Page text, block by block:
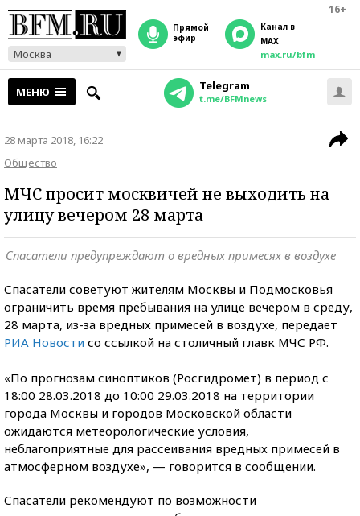
16+
Москва
прямой
эфир
Канал в
MAX
max.ru/bfm
МЕНЮ Telegram
t.me/BFMnews
28 марта 2018, 16:22
Общество
МЧС просит москвичей не выходить на
улицу вечером 28 марта
Спасатели предупреждают о вредных примесях в воздухе
Спасатели советуют жителям Москвы и Подмосковья
ограничить время пребывания на улице вечером в среду,
28 марта, из-за вредных примесей в воздухе, передает
РИА Новости со ссылкой на столичный главк МЧС РФ.
«По прогнозам синоптиков (Росгидромет) в период с
18:00 28.03.2018 до 10:00 29.03.2018 на территории
города Москвы и городов Московской области
ожидаются метеорологические условия,
неблагоприятные для рассеивания вредных примесей в
атмосферном воздухе», — говорится в сообщении.
Спасатели рекомендуют по возможности